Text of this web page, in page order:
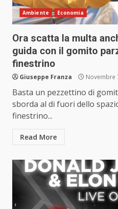
Ambiente Economia
Ora scatta la multa
guida con il gomito
finestrino
Giuseppe Franza Novembre
Basta un pezzettino di
sborda al di fuori dello
finestrino...
Read More